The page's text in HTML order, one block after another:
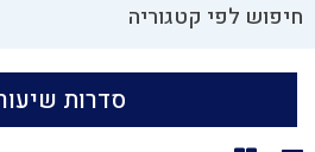
חיפוש לפי קטגוריה
סדרות